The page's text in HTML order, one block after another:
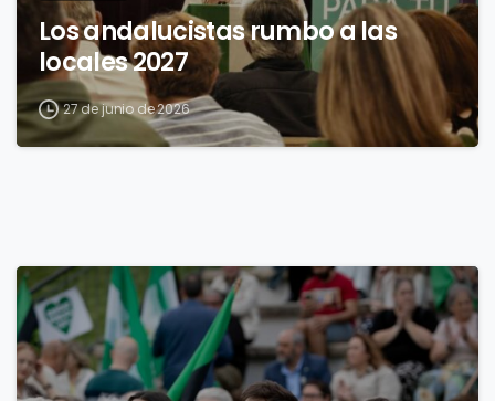
Los andalucistas rumbo a las
locales 2027
27 de junio de 2026
3